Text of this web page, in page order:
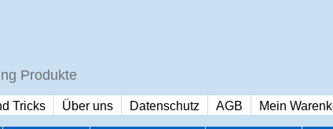
Produkte
Tricks Über uns Datenschutz AGB Mein